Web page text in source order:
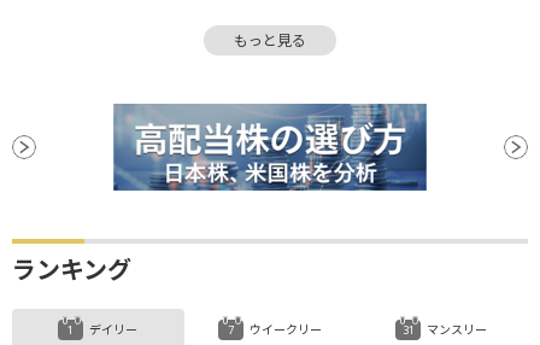
米連邦公開市場委員会
米連邦準備制度理事会
日銀
もっと見る
ランキング
デイリー ウイークリー マンスリー